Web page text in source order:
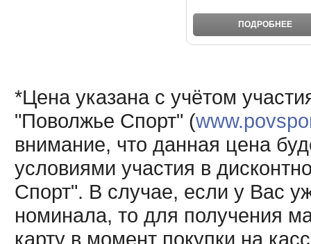
ПОДРОБНЕЕ
*Цена указана с учётом
"Поволжье Спорт" (
внимание, что данная цена
условиями участия в
Спорт". В случае, если у Вас
номинала, то для получения
карту в момент покупки на